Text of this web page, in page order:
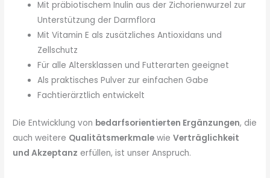
Mit präbiotischem Inulin aus der Zichorienwurzel zur
Unterstützung der Darmflora
Mit Vitamin E als zusätzliches Antioxidans und
Zellschutz
Für alle Altersklassen und Futterarten geeignet
Als praktisches Pulver zur einfachen Gabe
Fachtierärztlich entwickelt
Die Entwicklung von bedarfsorientierten Ergänzungen, die
auch weitere Qualitätsmerkmale wieVerträglichkeit
und Akzeptanz erfüllen, ist unser Anspruch.